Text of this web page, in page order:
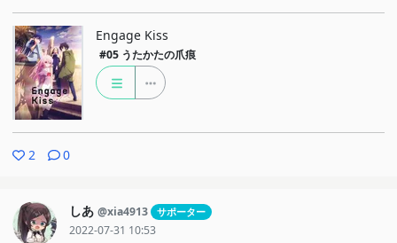
Engage Kiss
#05 うたかたの爪痕
2 0
しあ @xia4913 サポーター
2022-07-31 10:53